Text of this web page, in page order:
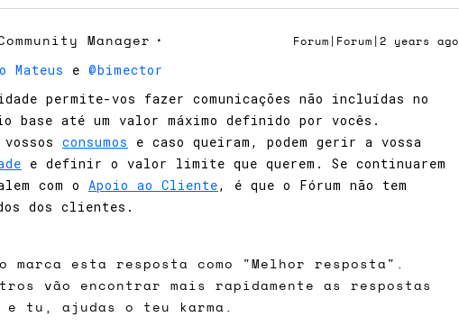
Manager Forum|Forum|2 years ago
Mateus e @bimector
permite-vos fazer comunicações não incluídas no
base até um valor máximo definido por vocês.
consumos
e caso queiram, podem gerir a vossa
e definir o valor limite que querem. Se continuarem
com o Apoio ao Cliente, é que o Fórum não tem
dos clientes.
marca esta resposta como "Melhor resposta".
vão encontrar mais rapidamente as respostas
e tu, ajudas o teu karma.